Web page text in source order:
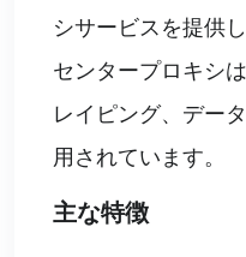
シサービスを提供
センタープロキシ
レイピング、デー
用されています。
主な特徴